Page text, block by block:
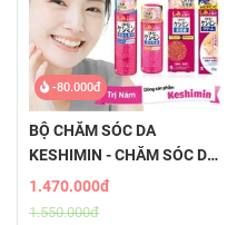
-80.000đ
BỘ CHĂM SÓC DA
KESHIMIN - CHĂM SÓC DA
THÂM, NÁM, TÀN NHANG
1.470.000đ
1.550.000đ